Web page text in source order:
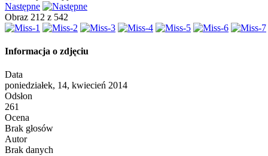
Następne
Obraz 212 z 542
Informacja o zdjęciu
Data
poniedziałek, 14, kwiecień 2014
Odsłon
261
Ocena
Brak głosów
Autor
Brak danych